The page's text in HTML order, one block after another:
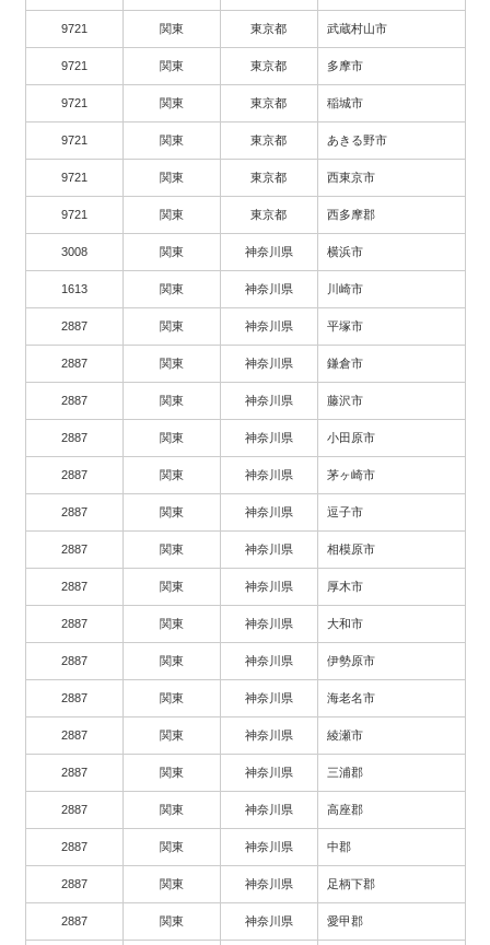
9721 関東 東京都 武蔵村山市
9721 関東 東京都 多摩市
9721 関東 東京都 稲城市
9721 関東 東京都 あきる野市
9721 関東 東京都 西東京市
9721 関東 東京都 西多摩郡
3008 関東 神奈川県 横浜市
1613 関東 神奈川県 川崎市
2887 関東 神奈川県 平塚市
2887 関東 神奈川県 鎌倉市
2887 関東 神奈川県 藤沢市
2887 関東 神奈川県 小田原市
2887 関東 神奈川県 茅ヶ崎市
2887 関東 神奈川県 逗子市
2887 関東 神奈川県 相模原市
2887 関東 神奈川県 厚木市
2887 関東 神奈川県 大和市
2887 関東 神奈川県 伊勢原市
2887 関東 神奈川県 海老名市
2887 関東 神奈川県 綾瀬市
2887 関東 神奈川県 三浦郡
2887 関東 神奈川県 高座郡
2887 関東 神奈川県 中郡
2887 関東 神奈川県 足柄下郡
2887 関東 神奈川県 愛甲郡